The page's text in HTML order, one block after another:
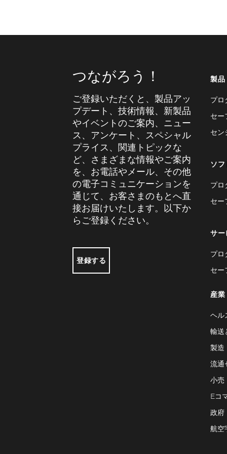
つながろう！
ご登録いただくと、製品アッ
プデート、技術情報、新製品
やイベントのご案内、ニュー
ス、アンケート、スペシャル
プライス、関連トピックな
ど、さまざまな情報やご案内
を、お電話やメール、その他
の電子コミュニケーションを
通じて、お客さまのもとへ直
接お届けいたします。以下か
らご登録ください。
登録する
製品
プロ
セー
セン
ソ
プロ
セー
サー
プロ
セー
産業
ヘル
輸送
製造
流通
小売
Eコ
政府
航空